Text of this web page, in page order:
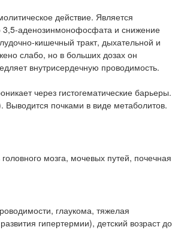
действие. Является
3,5-аденозинмонофосфата и снижение
кишечный тракт, дыхательной и
слабо, но в больших дозах он
внутрисердечную проводимость.
через гистогематические барьеры.
почками в виде метаболитов.
мозга, мочевых путей, почечная
глаукома, тяжелая
гипертермии), детский возраст до